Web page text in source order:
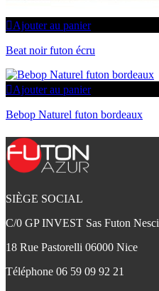
Ajouter au panier
Beat noir futon écru
Ajouter au panier
Bebop Naturel futon bordeaux
SIÈGE SOCIAL
C/0 GP INVEST Sas Futon Nesci
18 Rue Pastorelli 06000 Nice
Téléphone 06 59 09 92 21‬